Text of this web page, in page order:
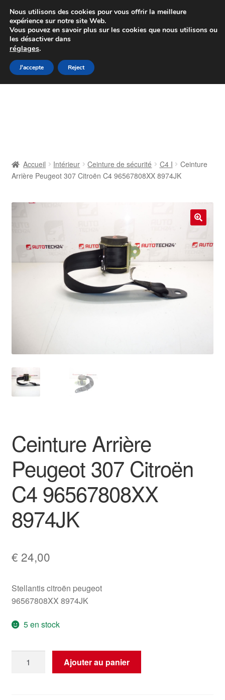
Colissimo livraison à partir de 7 EUR
Du lundi au vendredi de 9 h à 16 h
Aller
à
Aller
au
Contact
Livraison
Politique de confidentialité
Procédure de Réclamation
Accueil Intérieur Ceinture de sécurité C4 I
Ceinture
Arrière Peugeot 307 Citroën C4 96567808XX 8974JK
Ceinture Arrière
Peugeot 307 Citroën
C4 96567808XX
8974JK
€ 24,00
Stellantis citroën peugeot
96567808XX 8974JK
5 en stock
Ajouter au panier
Nous utilisons des cookies pour vous offrir la meilleure
expérience sur notre site Web.
Vous pouvez en savoir plus sur les cookies que nous utilisons ou
les désactiver dans
réglages.
J'accepte Reject